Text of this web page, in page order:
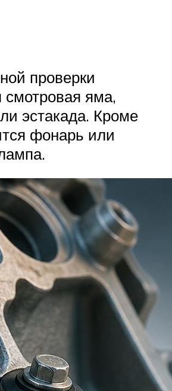
проверки
смотровая яма,
эстакада. Кроме
фонарь или